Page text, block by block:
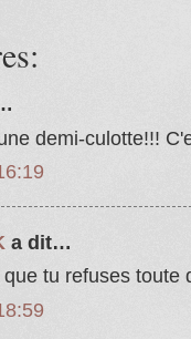
demi-culotte!!!
a dit…
tu refuses toute